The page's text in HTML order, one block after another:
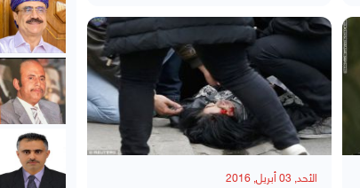
الأحد, 03 أبريل, 2016